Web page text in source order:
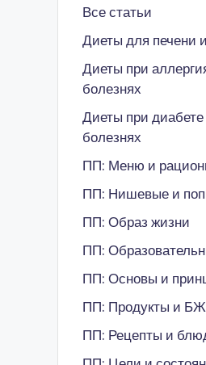
Все статьи
Диеты для печени
Диеты при
болезнях
Диеты при
болезнях
ПП: Меню и
ПП: Нишевые и
ПП: Образ жизни
ПП:
ПП: Основы и
ПП: Продукты и
ПП: Рецепты и